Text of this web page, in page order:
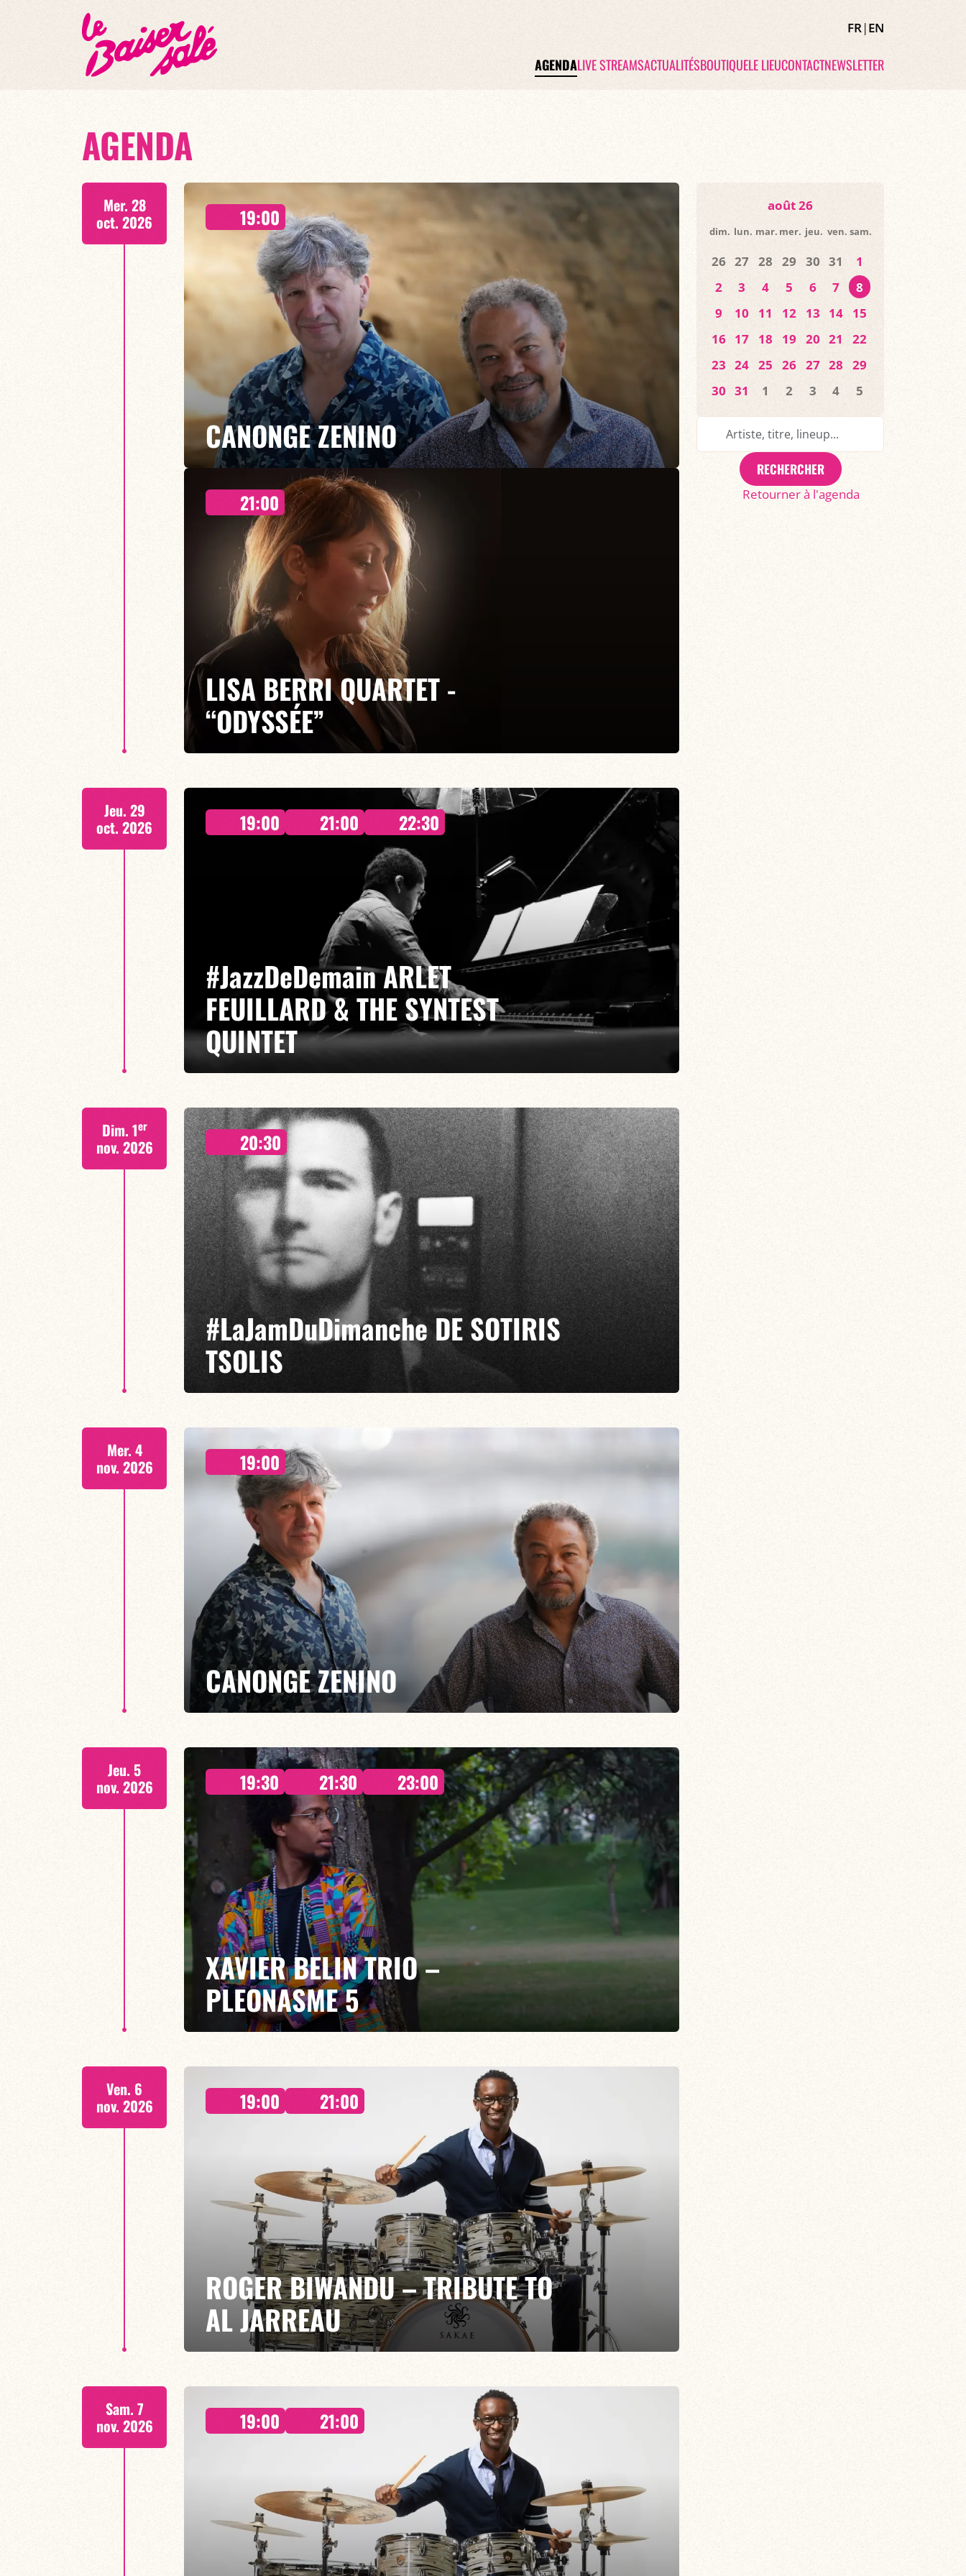
FR|EN
AGENDALIVE STREAMSACTUALITÉSBOUTIQUELE LIEUCONTACTNEWSLETTER
AGENDA
août 26
dim. lun. mar. mer. jeu. ven. sam.
26 27 28 29 30 31
1
2
3 4 5 6 7
8
9
10 11 12 13 14
15
16 17 18 19 20 21
22
23 24 25 26 27 28
29
30 31 1 2 3 4 5
RECHERCHER
Retourner à l'agenda
Mer. 28
oct. 2026
19:00
CANONGE ZENINO
Mario Canonge / Michel Zenino
Mario Canonge et Michel Zenino font revivre chaque mercredi au Baiser Salé leur
résidence jazz, où improvisation, virtuosité et métissage musical se rencontrent.
EN SAVOIR PLUS RÉSERVER
21:00
LISA BERRI QUARTET -
“ODYSSÉE”
Lisa Berri/Benjamin Gobinet/Guillaume Juramie:Jeff Ludovicus
Avec Une Odyssée, Lisa Berri nous embarque dans un voyage intime et onirique, où
ses compositions sensibles prennent toute leur ampleur aux côtés de musiciens
d'exception.
Jeu. 29
oct. 2026
19:00 21:00 22:30
#JazzDeDemain ARLET
FEUILLARD & THE SYNTEST
QUINTET
Arlet Feuillard/Mona Cavé/Volodia Lambert/Octave Potier/Vincent Fauvet
Le Syntest Quintet explore une musique où écriture, improvisation et influences
multiples se rencontrent dans une recherche collective du son.
EN SAVOIR PLUS RÉSERVER
Dim. 1er
nov. 2026 20:30
#LaJamDuDimanche DE SOTIRIS
TSOLIS
du jazz, de l’électro et des musiques improvisées
RÉSERVER
Mer. 4
nov. 2026
19:00
CANONGE ZENINO
Mario Canonge / Michel Zenino
Mario Canonge et Michel Zenino font revivre chaque mercredi au Baiser Salé leur
résidence jazz, où improvisation, virtuosité et métissage musical se rencontrent.
RÉSERVER
Jeu. 5
nov. 2026
19:30 21:30 23:00
XAVIER BELIN TRIO –
PLEONASME 5
Avec PLÉONASME #5, Xavier Belin poursuit son exploration d’un jazz créole par
essence, où les héritages caribéens rencontrent l’improvisation et la création
contemporaine.
EN SAVOIR PLUS RÉSERVER
Ven. 6
nov. 2026
19:00 21:00
ROGER BIWANDU – TRIBUTE TO
AL JARREAU
ROGER BIWANDU / BRUNO ENDJEGUÉLÉ / LINLEY MARTHE / PIERRE DE BETHMAN
Réunion de musiciens d’exception pour célébrer l’univers d’Al Jarreau, figure
incontournable des années 70 et 80 à la voix unique mêlant jazz, pop et soul.
RÉSERVER
Sam. 7
nov. 2026
19:00 21:00